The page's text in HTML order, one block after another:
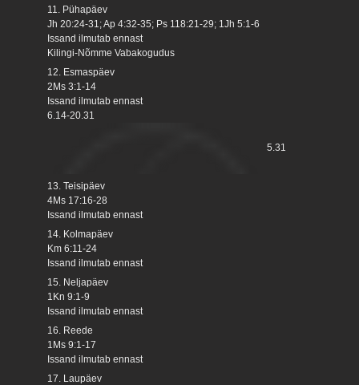
11. Pühapäev
Jh 20:24-31; Ap 4:32-35; Ps 118:21-29; 1Jh 5:1-6
Issand ilmutab ennast
Kilingi-Nõmme Vabakogudus
12. Esmaspäev
2Ms 3:1-14
Issand ilmutab ennast
6.14-20.31
5.31
13. Teisipäev
4Ms 17:16-28
Issand ilmutab ennast
14. Kolmapäev
Km 6:11-24
Issand ilmutab ennast
15. Neljapäev
1Kn 9:1-9
Issand ilmutab ennast
16. Reede
1Ms 9:1-17
Issand ilmutab ennast
17. Laupäev